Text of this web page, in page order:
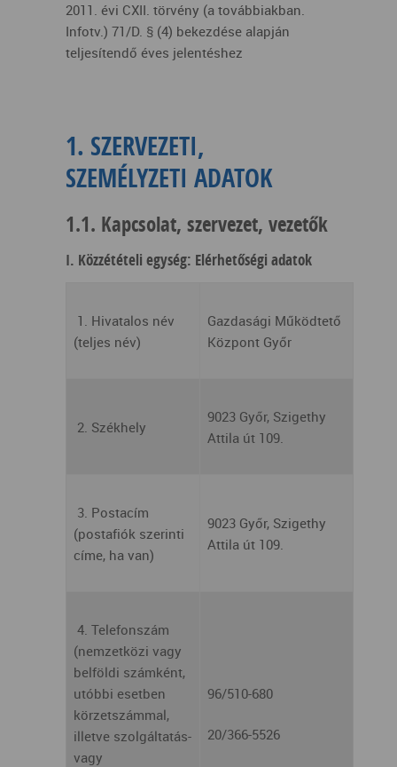
2011. évi CXII. törvény (a továbbiakban.
Infotv.) 71/D. § (4) bekezdése alapján
teljesítendő éves jelentéshez
1. SZERVEZETI,
SZEMÉLYZETI ADATOK
1.1. Kapcsolat, szervezet, vezetők
I. Közzétételi egység: Elérhetőségi adatok
1. Hivatalos név
(teljes név)
Gazdasági Működtető
Központ Győr
2. Székhely
9023 Győr, Szigethy
Attila út 109.
3. Postacím
(postafiók szerinti
címe, ha van)
9023 Győr, Szigethy
Attila út 109.
4. Telefonszám
(nemzetközi vagy
belföldi számként,
utóbbi esetben
körzetszámmal,
illetve szolgáltatás-
vagy
96/510-680
20/366-5526